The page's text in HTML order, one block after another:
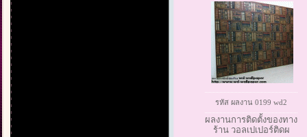
รหัส ผลงาน 0199 wd2
ผลงานการติดตั้งของทาง
ร้าน วอลเปเปอร์ติดผ